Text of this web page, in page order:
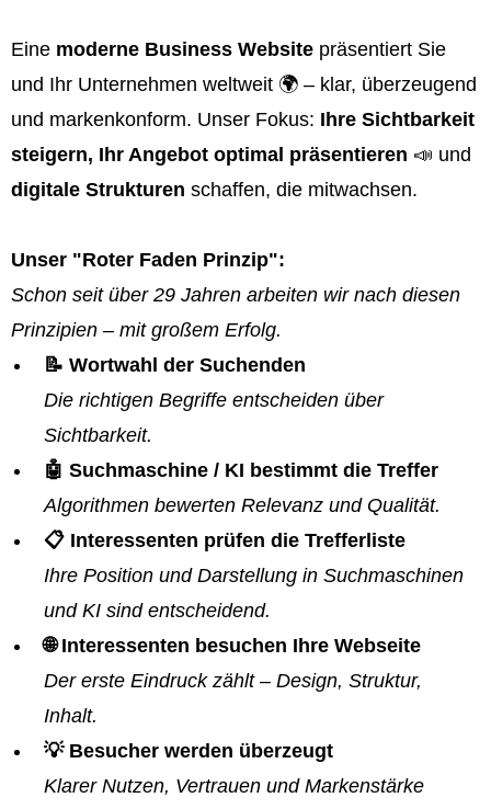
Eine moderne Business Website präsentiert Sie
und Ihr Unternehmen weltweit 🌍 – klar, überzeugend
und markenkonform. Unser Fokus: Ihre Sichtbarkeit
steigern, Ihr Angebot optimal präsentieren 📣 und
digitale Strukturen schaffen, die mitwachsen.
Unser "Roter Faden Prinzip":
Schon seit über 29 Jahren arbeiten wir nach diesen
Prinzipien – mit großem Erfolg.
📝 Wortwahl der Suchenden
Die richtigen Begriffe entscheiden über
Sichtbarkeit.
🤖 Suchmaschine / KI bestimmt die Treffer
Algorithmen bewerten Relevanz und Qualität.
📋 Interessenten prüfen die Trefferliste
Ihre Position und Darstellung in Suchmaschinen
und KI sind entscheidend.
🌐 Interessenten besuchen Ihre Webseite
Der erste Eindruck zählt – Design, Struktur,
Inhalt.
💡 Besucher werden überzeugt
Klarer Nutzen, Vertrauen und Markenstärke